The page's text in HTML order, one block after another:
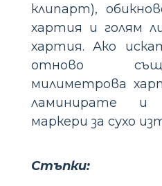
клипарт),
хартия и голям
хартия. Ако
отново
милиметрова
ламинирате и
маркери за сухо
Стъпки: